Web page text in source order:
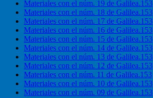
Materiales con el núm. 19 de Galilea.153
Materiales con el núm. 18 de Galilea.153
Materiales con el núm. 17 de Galilea.153
Materiales con el núm. 16 de Galilea.153
Materiales con el núm. 15 de Galilea.153
Materiales con el núm. 14 de Galilea.153
Materiales con el núm. 13 de Galilea.153
Materiales con el núm. 12 de Galilea.153
Materiales con el núm. 11 de Galilea.153
Materiales con el núm. 10 de Galilea.153
Materiales con el núm. 09 de Galilea.153